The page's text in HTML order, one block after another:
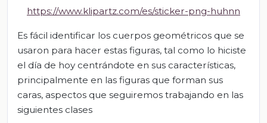
https://www.klipartz.com/es/sticker-png-huhnn
Es fácil identificar los cuerpos geométricos que se
usaron para hacer estas figuras, tal como lo hiciste
el día de hoy centrándote en sus características,
principalmente en las figuras que forman sus
caras, aspectos que seguiremos trabajando en las
siguientes clases